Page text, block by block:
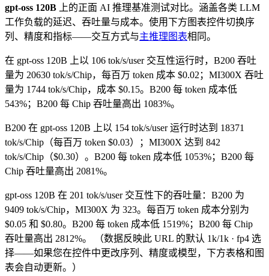
gpt-oss 120B 上的正面 AI 推理基准测试对比。涵盖各类 LLM
工作负载的延迟、吞吐量与成本。使用下方图表控件切换序
列、精度和指标——交互方式与主推理图表相同。
在 gpt-oss 120B 上以 106 tok/s/user 交互性运行时，B200 吞吐
量为 20630 tok/s/Chip，每百万 token 成本 $0.02；MI300X 吞吐
量为 1744 tok/s/Chip，成本 $0.15。B200 每 token 成本低
543%；B200 每 Chip 吞吐量高出 1083%。
B200 在 gpt-oss 120B 上以 154 tok/s/user 运行时达到 18371
tok/s/Chip（每百万 token $0.03）；MI300X 达到 842
tok/s/Chip（$0.30）。B200 每 token 成本低 1053%；B200 每
Chip 吞吐量高出 2081%。
gpt-oss 120B 在 201 tok/s/user 交互性下的吞吐量：B200 为
9409 tok/s/Chip，MI300X 为 323。每百万 token 成本分别为
$0.05 和 $0.80。B200 每 token 成本低 1519%；B200 每 Chip
吞吐量高出 2812%。
（数据反映此 URL 的默认 1k/1k · fp4 选
择——如果您在控件中更改序列、精度或模型，下方表格和图
表会自动更新。）